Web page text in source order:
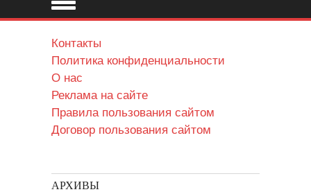
Контакты
Политика конфиденциальности
О нас
Реклама на сайте
Правила пользования сайтом
Договор пользования сайтом
АРХИВЫ